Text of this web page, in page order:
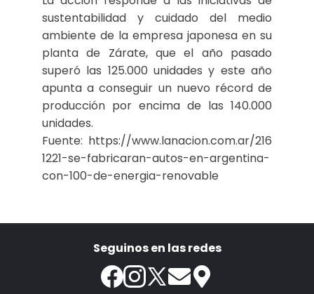
sustentabilidad y cuidado del medio
ambiente de la empresa japonesa en su
planta de Zárate, que el año pasado
superó las 125.000 unidades y este año
apunta a conseguir un nuevo récord de
producción por encima de las 140.000
unidades.
Fuente: https://www.lanacion.com.ar/216
1221-se-fabricaran-autos-en-argentina-
con-100-de-energia-renovable
Seguinos en las redes